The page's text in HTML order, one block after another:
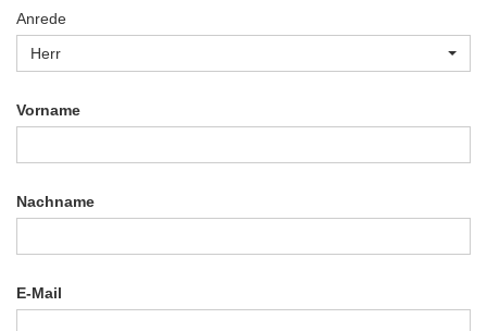
Anrede
Herr
Vorname
Nachname
E-Mail